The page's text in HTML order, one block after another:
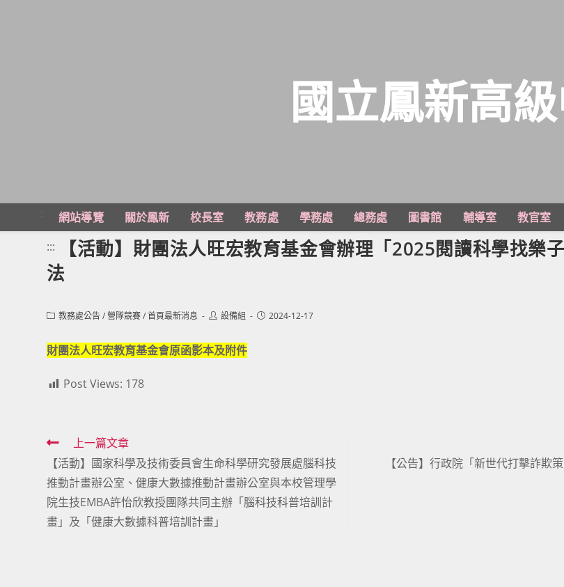
主
國立鳳新高
網站導覽 關於鳳新 校長室 教務處 學務處 總務處 圖書館 輔導室 教官室
:::
【活動】財團法人旺宏教育基金會辦理「2025閱讀科學找樂
法
Post教務處公告/營隊競賽/首頁最新消息
Post設備組
Post2024-12-17
財團法人旺宏教育基金會原函影本及附件
Post Views: 178
Read
more
articles
上一篇文章
【活動】國家科學及技術委員會生命科學研究發展處腦科技
推動計畫辦公室、健康大數據推動計畫辦公室與本校管理學
院生技EMBA許怡欣教授團隊共同主辦「腦科技科普培訓計
畫」及「健康大數據科普培訓計畫」
【公告】行政院「新世代打擊詐欺